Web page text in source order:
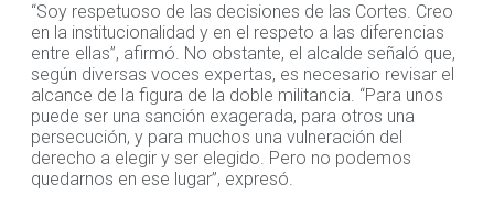
“Soy respetuoso de las decisiones de las Cortes. Creo
en la institucionalidad y en el respeto a las diferencias
entre ellas”, afirmó. No obstante, el alcalde señaló que,
según diversas voces expertas, es necesario revisar el
alcance de la figura de la doble militancia. “Para unos
puede ser una sanción exagerada, para otros una
persecución, y para muchos una vulneración del
derecho a elegir y ser elegido. Pero no podemos
quedarnos en ese lugar”, expresó.